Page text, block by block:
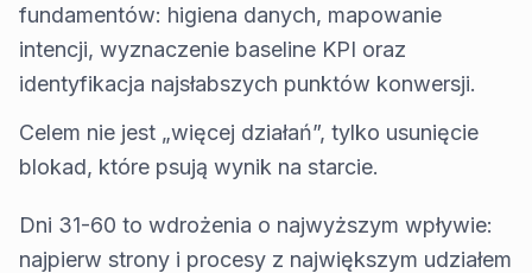
fundamentów: higiena danych, mapowanie
intencji, wyznaczenie baseline KPI oraz
identyfikacja najsłabszych punktów konwersji.
Celem nie jest „więcej działań”, tylko usunięcie
blokad, które psują wynik na starcie.
Dni 31-60 to wdrożenia o najwyższym wpływie:
najpierw strony i procesy z największym udziałem